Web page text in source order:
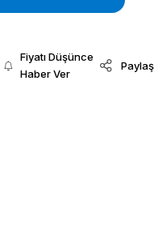
Fiyatı Düşünce
Haber Ver
Paylaş